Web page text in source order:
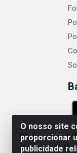
O nosso site
proporcionar
publicidade